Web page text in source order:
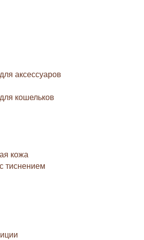
аксессуаров
кошельков
кожа
тиснением